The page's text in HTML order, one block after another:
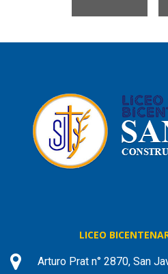
LICEO
Arturo Prat n° 2870, San